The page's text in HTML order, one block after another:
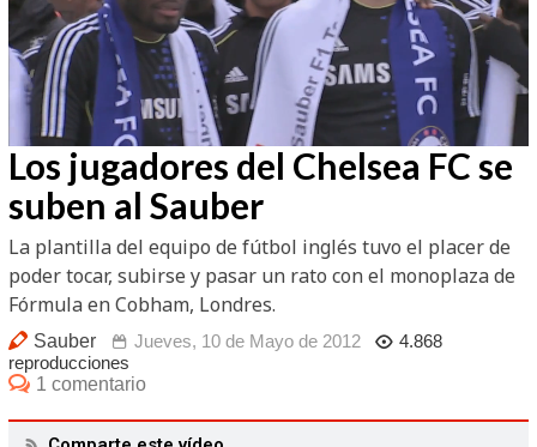
Unmute /
Loaded
92.35%
Los jugadores del Chelsea FC se
suben al Sauber
La plantilla del equipo de fútbol inglés tuvo el placer de
poder tocar, subirse y pasar un rato con el monoplaza de
Fórmula en Cobham, Londres.
Sauber Jueves, 10 de Mayo de 2012
4.868
reproducciones
1 comentario